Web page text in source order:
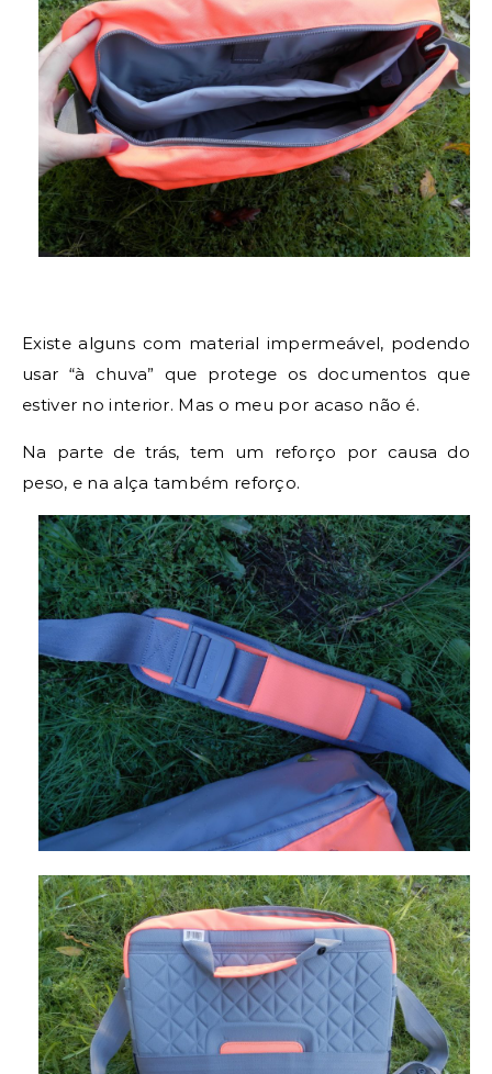
Existe alguns com material impermeável, podendo
usar “à chuva” que protege os documentos que
estiver no interior. Mas o meu por acaso não é.
Na parte de trás, tem um reforço por causa do
peso, e na alça também reforço.